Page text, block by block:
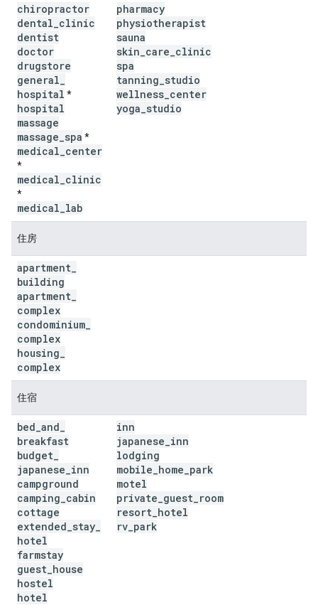
chiropractor
dental clinic
dentist
doctor
drugstore
general
hospital *
hospital
massage
massage spa *
medical center
*
medical clinic
*
medical lab
pharmacy
physiotherapist
sauna
skin care clinic
spa
tanning studio
wellness center
yoga studio
住房
apartment
building
apartment
complex
condominium
complex
housing
complex
住宿
bed and
breakfast
budget
japanese inn
campground
camping cabin
cottage
extended stay
hotel
farmstay
guest house
hostel
hotel
inn
japanese inn
lodging
mobile home park
motel
private guest room
resort hotel
rv park